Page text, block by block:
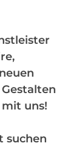
uns!
suchen